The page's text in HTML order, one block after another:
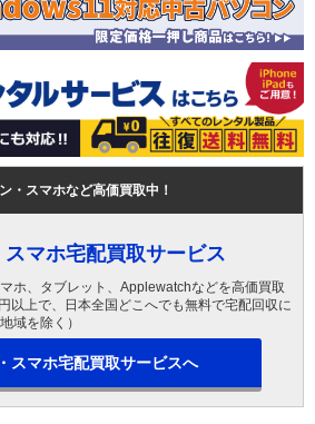
・スマホなど高価買取中！
マホ宅配買取サービス
ホ、タブレット、Applewatchなどを高価買取
以上で、日本全国どこへでも無料で宅配回収に
域を除く）
スマホ宅配買取サービスへ